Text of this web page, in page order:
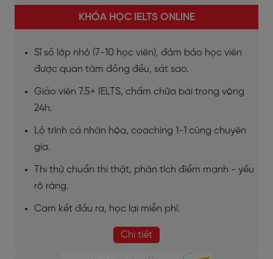
KHÓA HỌC IELTS ONLINE
Sĩ số lớp nhỏ (7-10 học viên), đảm bảo học viên
được quan tâm đồng đều, sát sao.
Giáo viên 7.5+ IELTS, chấm chữa bài trong vòng
24h.
Lộ trình cá nhân hóa, coaching 1-1 cùng chuyên
gia.
Thi thử chuẩn thi thật, phân tích điểm mạnh - yếu
rõ ràng.
Cam kết đầu ra, học lại miễn phí.
Chi tiết